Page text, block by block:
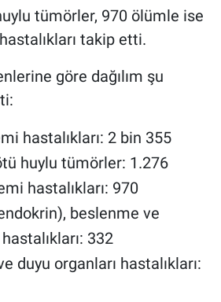
tümörler, 970 ölümle ise
takip etti.
göre dağılım şu
hastalıkları: 2 bin 355
huylu tümörler: 1.276
hastalıkları: 970
beslenme ve
332
duyu organları hastalıkları: